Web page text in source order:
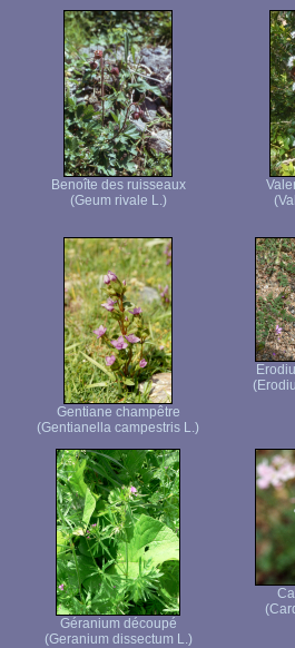
Benoîte des ruisseaux
(Geum rivale L.)
Gentiane champêtre
(Gentianella campestris L.)
Géranium découpé
(Geranium dissectum L.)